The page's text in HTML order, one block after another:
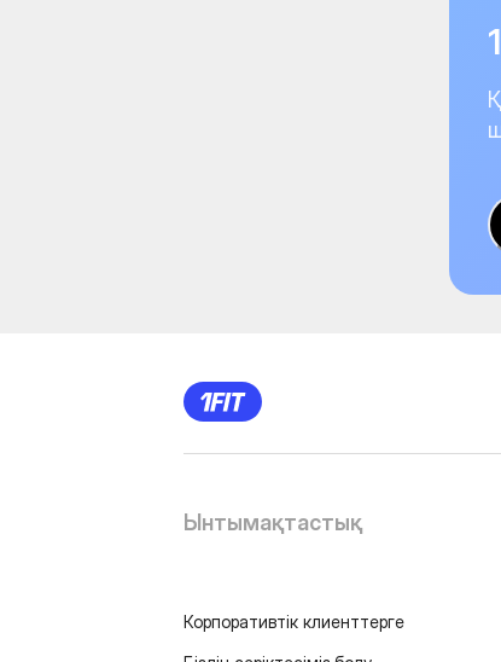
Ынтымақтастық
Корпоративтік клиенттерге